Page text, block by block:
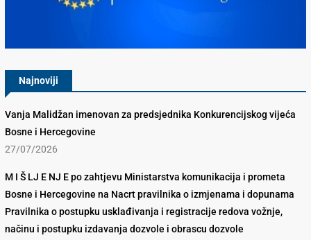
Najnoviji
Vanja Malidžan imenovan za predsjednika Konkurencijskog vijeća
Bosne i Hercegovine
27/07/2026
M I Š LJ E NJ E po zahtjevu Ministarstva komunikacija i prometa
Bosne i Hercegovine na Nacrt pravilnika o izmjenama i dopunama
Pravilnika o postupku usklađivanja i registracije redova vožnje,
načinu i postupku izdavanja dozvole i obrascu dozvole